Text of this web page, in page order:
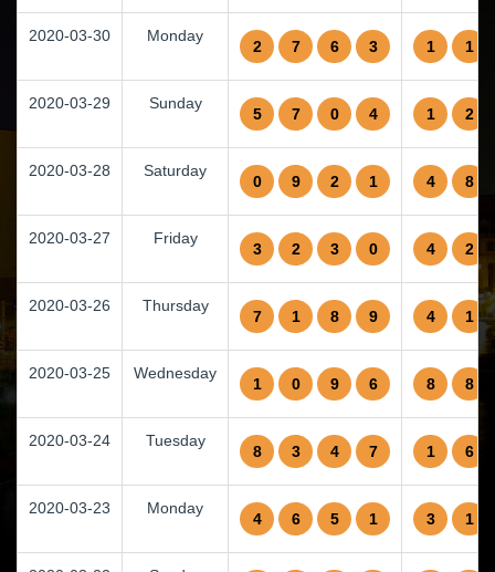
2020-03-30 Monday
2 7 6 3 1 1
2020-03-29 Sunday
5 7 0 4 1 2
2020-03-28 Saturday
0 9 2 1 4 8
2020-03-27 Friday
3 2 3 0 4 2
2020-03-26 Thursday
7 1 8 9 4 1
2020-03-25 Wednesday
1 0 9 6 8 8
2020-03-24 Tuesday
8 3 4 7 1 6
2020-03-23 Monday
4 6 5 1 3 1